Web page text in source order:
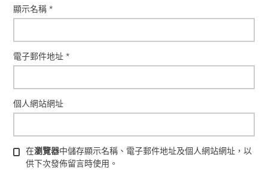
顯示名稱*
電子郵件地址*
個人網站網址
在瀏覽器中儲存顯示名稱、電子郵件地址及個人網站網址，以
供下次發佈留言時使用。